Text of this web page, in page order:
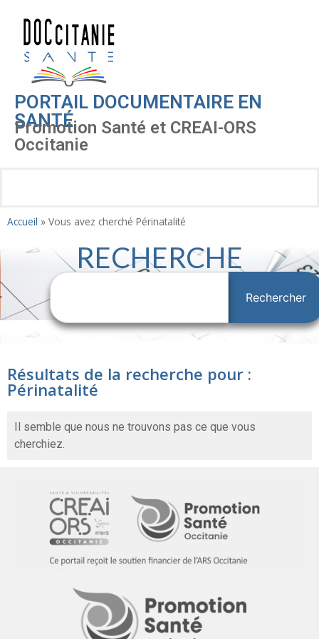
PORTAIL DOCUMENTAIRE EN
SANTÉ
Promotion Santé et CREAI-ORS
Occitanie
Accueil » Vous avez cherché Périnatalité
RECHERCHE
Rechercher
Résultats de la recherche pour :
Périnatalité
Il semble que nous ne trouvons pas ce que vous
cherchiez.